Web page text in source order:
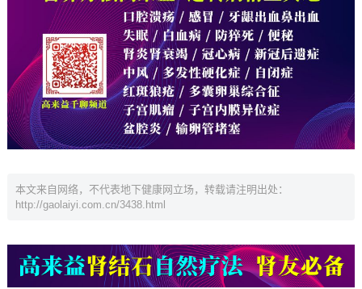
本文来自网络，不代表地下健康网立场，转载请注明出处：
http://gaolaiyi.com.cn/3438.html